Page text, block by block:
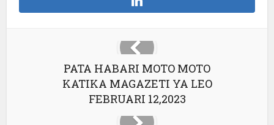
PATA HABARI MOTO MOTO
KATIKA MAGAZETI YA LEO
FEBRUARI 12,2023